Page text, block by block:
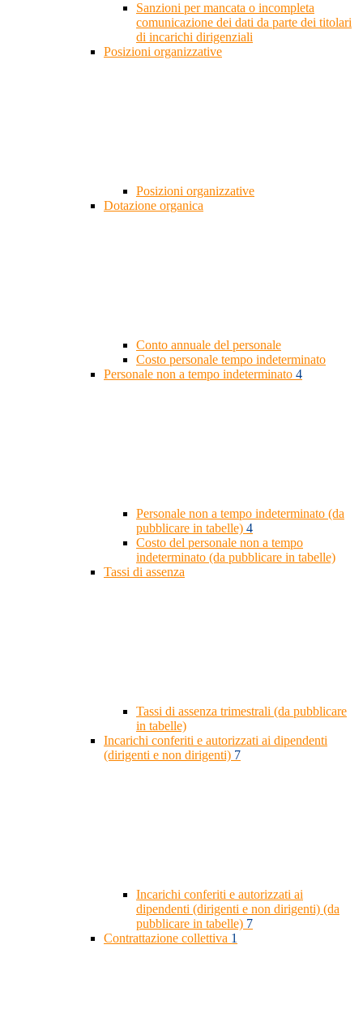
Sanzioni per mancata o incompleta
comunicazione dei dati da parte dei titolari
di incarichi dirigenziali
Posizioni organizzative
Posizioni organizzative
Dotazione organica
Conto annuale del personale
Costo personale tempo indeterminato
Personale non a tempo indeterminato 4
Personale non a tempo indeterminato (da
pubblicare in tabelle) 4
Costo del personale non a tempo
indeterminato (da pubblicare in tabelle)
Tassi di assenza
Tassi di assenza trimestrali (da pubblicare
in tabelle)
Incarichi conferiti e autorizzati ai dipendenti
(dirigenti e non dirigenti) 7
Incarichi conferiti e autorizzati ai
dipendenti (dirigenti e non dirigenti) (da
pubblicare in tabelle) 7
Contrattazione collettiva 1